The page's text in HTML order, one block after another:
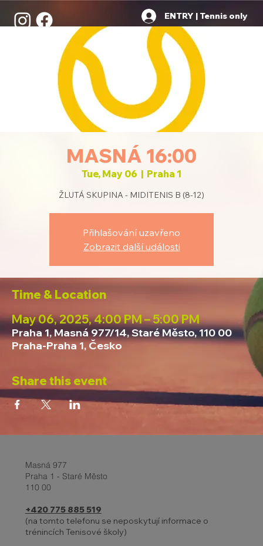
ENTRY | Tennis only
MASNÁ 16:00
Tue, May 06
  |
Praha 1
ŽLUTÁ SKUPINA - MIDITENIS B (8-12)
Přihlašování uzavřeno
Zobrazit další události
Time & Location
May 06, 2025, 4:00 PM – 5:00 PM
Praha 1, Masná 977/14, Staré Město, 110 00
Praha-Praha 1, Česko
Share this event
Masná 977
Praha 1 - Staré Město
110 00
+420 775 885 519
(na tomto telefonu se neposkytují informace o
trénincích Tenisové školy)